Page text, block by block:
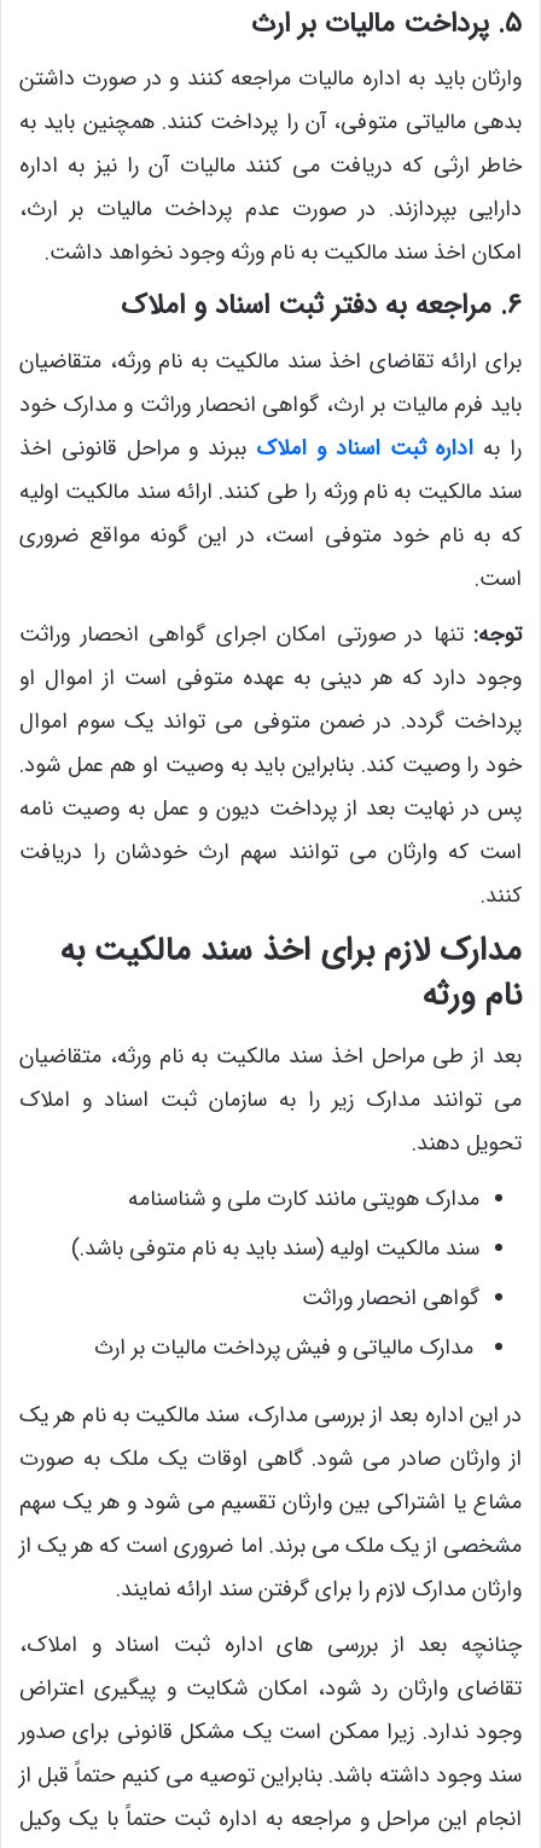
۵. پرداخت مالیات بر ارث
وارثان باید به اداره مالیات مراجعه کنند و در صورت داشتن
بدهی مالیاتی متوفی، آن را پرداخت کنند. همچنین باید به
خاطر ارثی که دریافت می ‌کنند مالیات آن را نیز به اداره
دارایی بپردازند. در صورت عدم پرداخت مالیات بر ارث،
امکان اخذ سند مالکیت به نام ورثه وجود نخواهد داشت.
۶. مراجعه به دفتر ثبت اسناد و املاک
برای ارائه تقاضای اخذ سند مالکیت به نام ورثه، متقاضیان
باید فرم مالیات بر ارث، گواهی انحصار وراثت و مدارک خود
را به اداره ثبت اسناد و املاک ببرند و مراحل قانونی اخذ
سند مالکیت به نام ورثه را طی کنند. ارائه سند مالکیت اولیه
که به نام خود متوفی است، در این گونه مواقع ضروری
است.
توجه: تنها در صورتی امکان اجرای گواهی انحصار وراثت
وجود دارد که هر دینی به عهده متوفی است از اموال او
پرداخت گردد. در ضمن متوفی می‌ تواند یک سوم اموال
خود را وصیت کند. بنابراین باید به وصیت او هم عمل شود.
پس در نهایت بعد از پرداخت دیون و عمل به وصیت ‌نامه
است که وارثان می ‌توانند سهم ارث خودشان را دریافت
کنند.
مدارک لازم برای اخذ سند مالکیت به
نام ورثه
بعد از طی مراحل اخذ سند مالکیت به نام ورثه، متقاضیان
می ‌توانند مدارک زیر را به سازمان ثبت اسناد و املاک
تحویل دهند.
مدارک هویتی مانند کارت ملی و شناسنامه
سند مالکیت اولیه (سند باید به نام متوفی باشد.)
گواهی انحصار وراثت
مدارک مالیاتی و فیش پرداخت مالیات بر ارث
در این اداره بعد از بررسی مدارک، سند مالکیت به نام هر یک
از وارثان صادر می شود. گاهی اوقات یک ملک به صورت
مشاع یا اشتراکی بین وارثان تقسیم می شود و هر یک سهم
مشخصی از یک ملک می‌ برند. اما ضروری است که هر یک از
وارثان مدارک لازم را برای گرفتن سند ارائه نمایند.
چنانچه بعد از بررسی ‌های اداره ثبت اسناد و املاک،
تقاضای وارثان رد شود، امکان شکایت و پیگیری اعتراض
وجود ندارد. زیرا ممکن است یک مشکل قانونی برای صدور
سند وجود داشته باشد. بنابراین توصیه می کنیم حتماً قبل از
انجام این مراحل و مراجعه به اداره ثبت حتماً با یک وکیل